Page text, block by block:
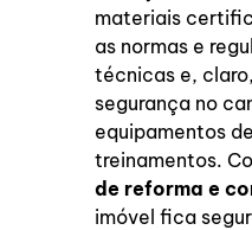
materiais
as normas e
técnicas e,
segurança no
equipamentos
treinamentos.
de reforma e
imóvel fica